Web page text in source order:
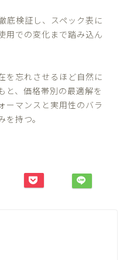
底検証し、スペック表に
用での変化まで踏み込ん
を忘れさせるほど自然に
と、価格帯別の最適解を
ーマンスと実用性のバラ
持つ。